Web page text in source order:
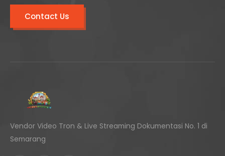
Contact Us
Vendor Video Tron & Live Streaming Dokumentasi No. 1 di
Semarang